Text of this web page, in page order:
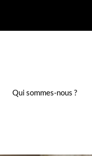
Qui sommes-nous ?